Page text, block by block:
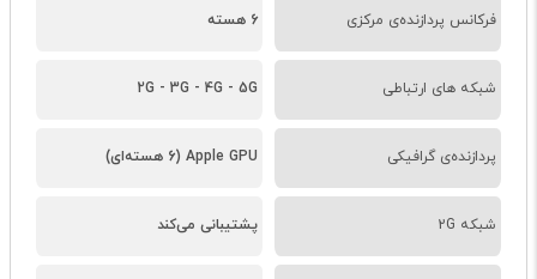
فرکانس پردازنده‌ی مرکزی 6 هسته
شبکه های ارتباطی 2G - 3G - 4G - 5G
پردازنده‌ی گرافیکی Apple GPU (6 هسته‌ای)
شبکه 2G پشتیبانی می‌کند